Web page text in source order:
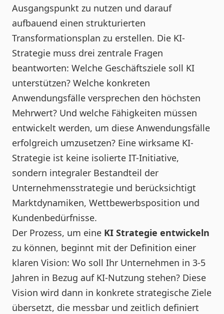
Ausgangspunkt zu nutzen und darauf
aufbauend einen strukturierten
Transformationsplan zu erstellen. Die KI-
Strategie muss drei zentrale Fragen
beantworten: Welche Geschäftsziele soll KI
unterstützen? Welche konkreten
Anwendungsfälle versprechen den höchsten
Mehrwert? Und welche Fähigkeiten müssen
entwickelt werden, um diese Anwendungsfälle
erfolgreich umzusetzen? Eine wirksame KI-
Strategie ist keine isolierte IT-Initiative,
sondern integraler Bestandteil der
Unternehmensstrategie und berücksichtigt
Marktdynamiken, Wettbewerbsposition und
Kundenbedürfnisse.
Der Prozess, um eine KI Strategie entwickeln
zu können, beginnt mit der Definition einer
klaren Vision: Wo soll Ihr Unternehmen in 3-5
Jahren in Bezug auf KI-Nutzung stehen? Diese
Vision wird dann in konkrete strategische Ziele
übersetzt, die messbar und zeitlich definiert